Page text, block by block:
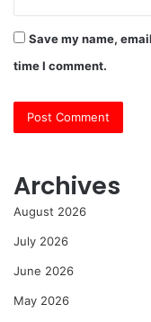
Save my name,
time I comment.
Archives
August 2026
July 2026
June 2026
May 2026